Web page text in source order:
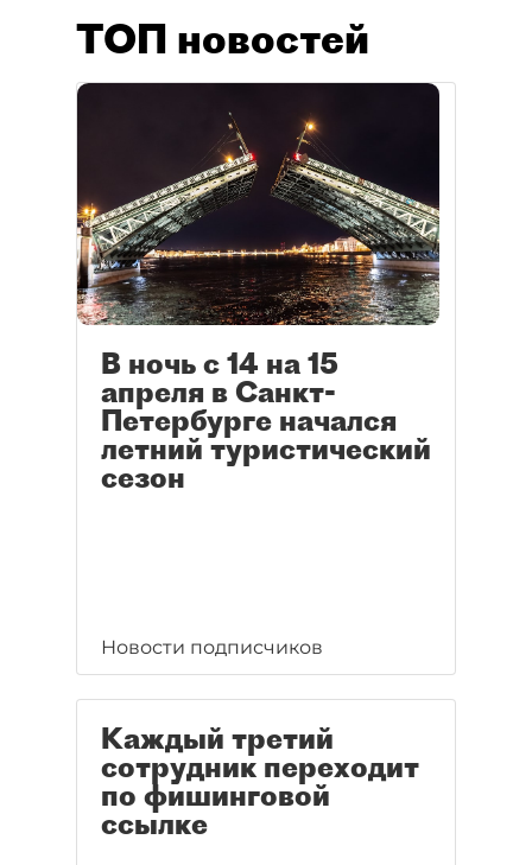
ТОП новостей
В ночь с 14 на 15
апреля в Санкт-
Петербурге начался
летний туристический
сезон
Новости подписчиков
Каждый третий
сотрудник переходит
по фишинговой
ссылке